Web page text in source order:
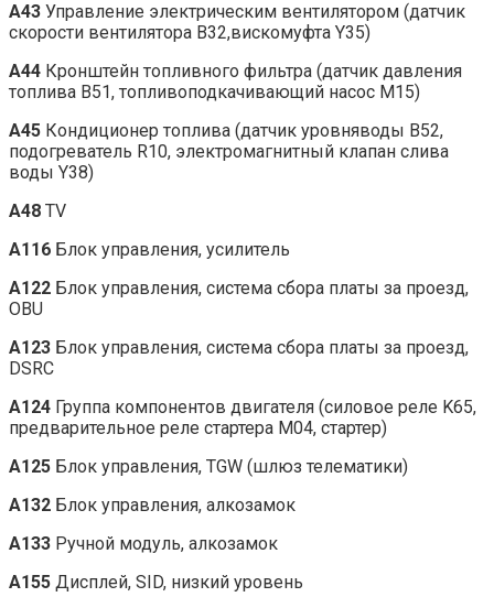
A43 Управление электрическим вентилятором (датчик
скорости вентилятора B32,вискомуфта Y35)
A44 Кронштейн топливного фильтра (датчик давления
топлива B51, топливоподкачивающий насос M15)
A45 Кондиционер топлива (датчик уровняводы B52,
подогреватель R10, электромагнитный клапан слива
воды Y38)
A48 TV
A116 Блок управления, усилитель
A122 Блок управления, система сбора платы за проезд,
OBU
A123 Блок управления, система сбора платы за проезд,
DSRC
A124 Группа компонентов двигателя (силовое реле K65,
предварительное реле стартера M04, стартер)
A125 Блок управления, TGW (шлюз телематики)
A132 Блок управления, алкозамок
A133 Ручной модуль, алкозамок
A155 Дисплей, SID, низкий уровень